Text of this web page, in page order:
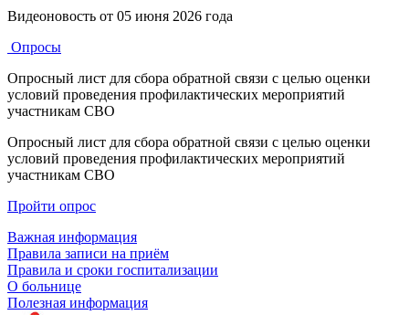
Видеоновость от 05 июня 2026 года
Опросы
Опросный лист для сбора обратной связи с целью оценки
условий проведения профилактических мероприятий
участникам СВО
Опросный лист для сбора обратной связи с целью оценки
условий проведения профилактических мероприятий
участникам СВО
Пройти опрос
Важная информация
Правила записи на приём
Правила и сроки госпитализации
О больнице
Полезная информация